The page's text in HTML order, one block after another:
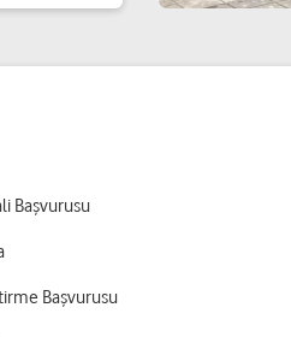
Başvurusu
Başvurusu